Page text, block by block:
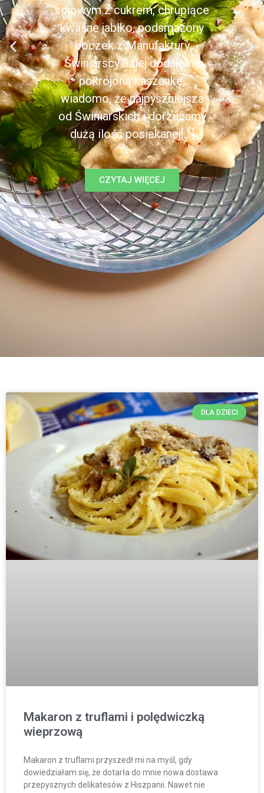
sojowym z cukrem, chrupiące
kwaśne jabłko, podsmażony
boczek z Manufaktury
Świniarscy.Dalej dodajemy
pokrojoną kaszankę,
wiadomo, że najpyszniejsza
od Świniarskich i dorzucamy
dużą ilość posiekanej[...]
CZYTAJ WIĘCEJ
DLA DZIECI
Makaron z truflami i polędwiczką
wieprzową
Makaron z truflami przyszedł mi na myśl, gdy
dowiedziałam się, że dotarła do mnie nowa dostawa
przepysznych delikatesów z Hiszpanii. Nawet nie